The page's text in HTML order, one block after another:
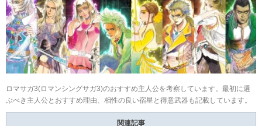
ロマサガ3(ロマンシングサガ3)のおすすめ主人公を考察しています。最初に選
ぶべき主人公とおすすめ理由、相性の良い宿星と得意武器も記載しています。
関連記事